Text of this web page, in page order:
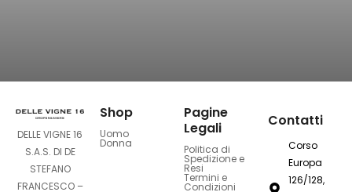
DELLE VIGNE 16
S.A.S. DI DE
STEFANO
FRANCESCO –
Shop
Uomo
Donna
Pagine
Legali
Politica di
Spedizione e
Resi
Termini e
Condizioni
Contatti
Corso
Europa
126/128,